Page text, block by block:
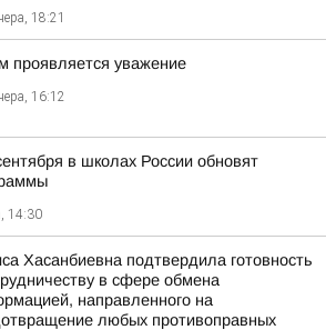
18:21
проявляется уважение
16:12
в школах России обновят
14:30
Хасанбиевна подтвердила готовность
в сфере обмена
направленного на
любых противоправных